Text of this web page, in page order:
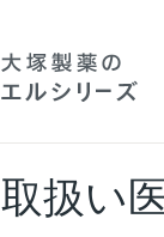
取扱い